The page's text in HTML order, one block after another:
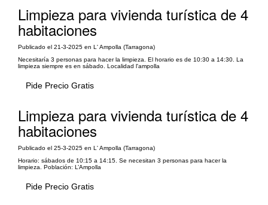
Limpieza para vivienda turística de 4
habitaciones
Publicado el 21-3-2025 en L' Ampolla (Tarragona)
Necesitaría 3 personas para hacer la limpieza. El horario es de 10:30 a 14:30. La
limpieza siempre es en sábado. Localidad l'ampolla
Pide Precio Gratis
Limpieza para vivienda turística de 4
habitaciones
Publicado el 25-3-2025 en L' Ampolla (Tarragona)
Horario: sábados de 10:15 a 14:15. Se necesitan 3 personas para hacer la
limpieza. Población: L’Ampolla
Pide Precio Gratis